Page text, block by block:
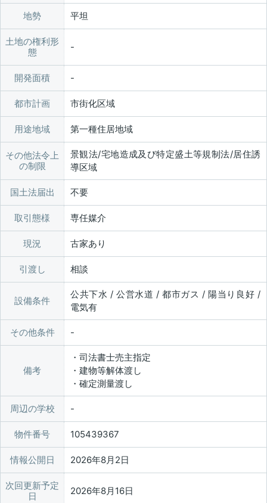
地勢 平坦
土地の権利形
態
開発面積
都市計画 市街化区域
用途地域 第一種住居地域
その他法令上
の制限
景観法/宅地造成及び特定盛土等規制法/居住誘
導区域
国土法届出 不要
取引態様 専任媒介
現況 古家あり
引渡し 相談
設備条件
公共下水 / 公営水道 / 都市ガス / 陽当り良好 /
電気有
その他条件
備考
・司法書士売主指定
・建物等解体渡し
・確定測量渡し
周辺の学校
物件番号 105439367
情報公開日 2026年8月2日
次回更新予定
日
2026年8月16日